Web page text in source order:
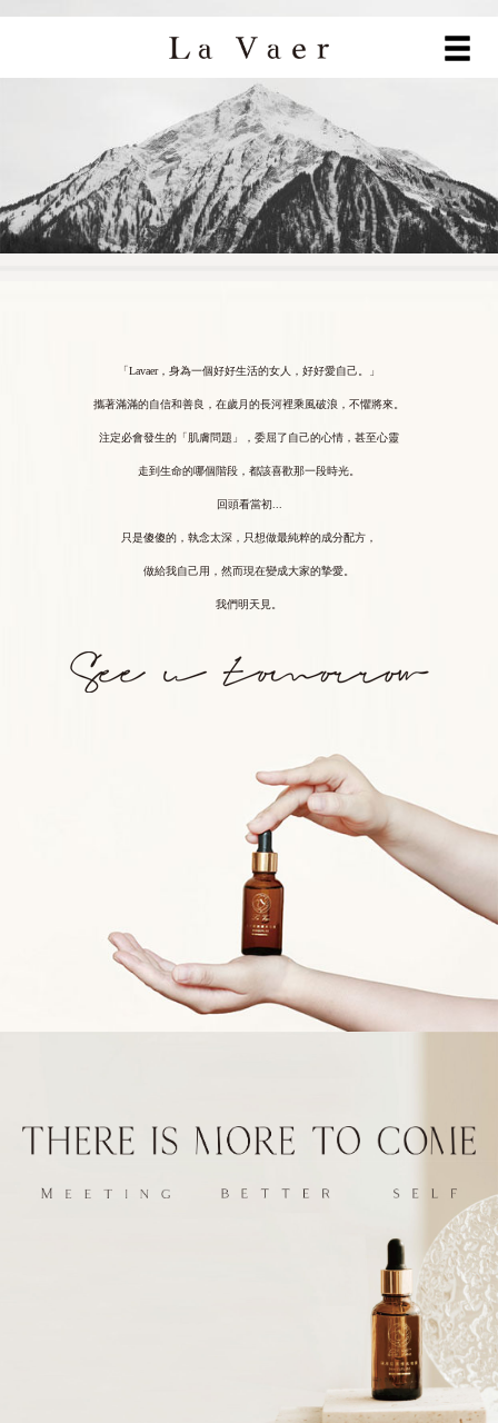
「Lavaer，身為一個好好生活的女人，好好愛自己。」
攜著滿滿的自信和善良，在歲月的長河裡乘風破浪，不懼將來。
注定必會發生的「肌膚問題」，委屈了自己的心情，甚至心靈
走到生命的哪個階段，都該喜歡那一段時光。
回頭看當初...
只是傻傻的，執念太深，只想做最純粹的成分配方，
做給我自己用，然而現在變成大家的摯愛。
我們明天見。